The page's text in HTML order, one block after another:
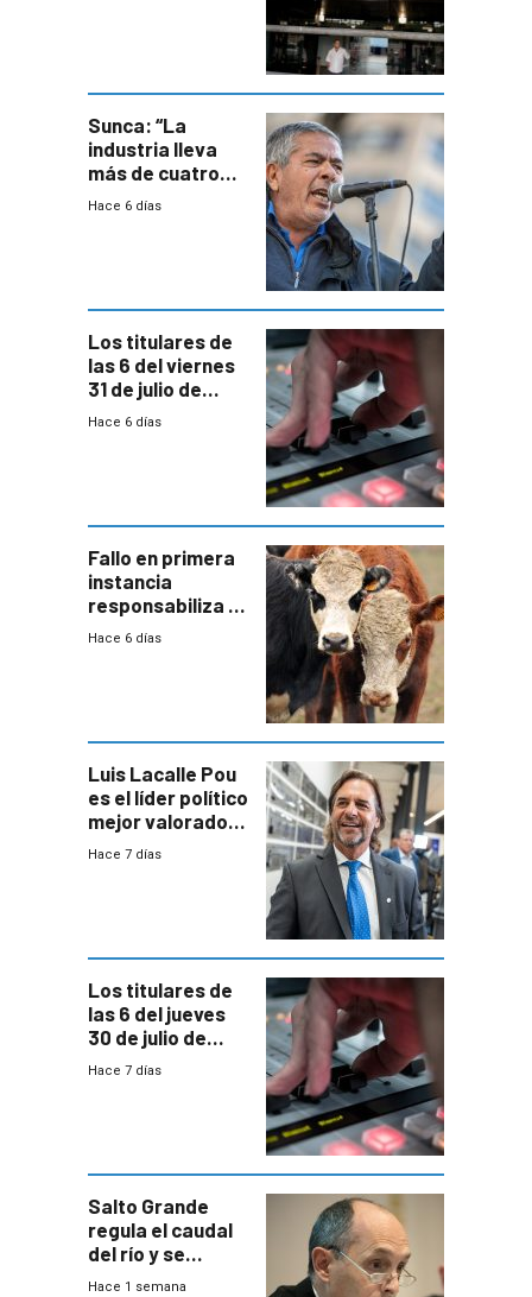
Sunca: “La
industria lleva
más de cuatro
meses sin
Hace 6 días
Los titulares de
las 6 del viernes
31 de julio de
2026
Hace 6 días
Fallo en primera
instancia
responsabiliza al
Estado por falta
Hace 6 días
Luis Lacalle Pou
es el líder político
mejor valorado
del país, según
Hace 7 días
Los titulares de
las 6 del jueves
30 de julio de
2026
Hace 7 días
Salto Grande
regula el caudal
del río y se
prepara para un
Hace 1 semana